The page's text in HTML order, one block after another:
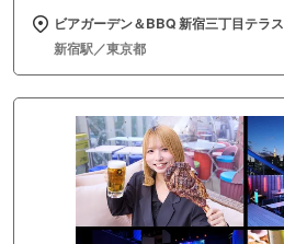
ビアガーデン＆BBQ 新宿三丁目テラス
新宿駅／東京都